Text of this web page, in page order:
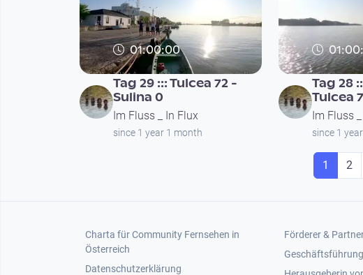
01:00:00
Tag 29 ::: Tulcea 72 -
Sulina 0
Im Fluss _ In Flux
since 1 year 1 month
Tag 28
Tulcea
Im Fluss
since 1
Seite
1 Seite
2
Footer 1
Charta für Community Fernsehen in
Österreich
Datenschutzerklärung
Footer 2
Förderer &
Geschäftsführung